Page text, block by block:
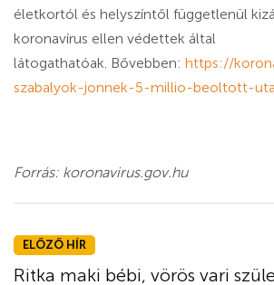
életkortól és helyszíntől függetlenül
koronavírus ellen védettek által
látogathatóak. Bővebben: https://
szabalyok-jonnek-5-millio-beoltott-
Forrás: koronavirus.gov.hu
ELŐZŐ HÍR
Ritka maki bébi, vörös vari